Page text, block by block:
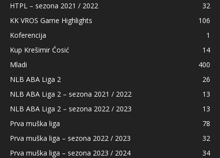
HTPL – sezona 2021 / 2022
32
KK VROS Game Highlights
106
Koferencija
1
Kup Krešimir Ćosić
14
Mladi
400
NLB ABA Liga 2
26
NLB ABA Liga 2 – sezona 2021 / 2022
13
NLB ABA Liga 2 – sezona 2022 / 2023
13
Prva muška liga
78
Prva muška liga – sezona 2022 / 2023
32
Prva muška liga – sezona 2023 / 2024
34